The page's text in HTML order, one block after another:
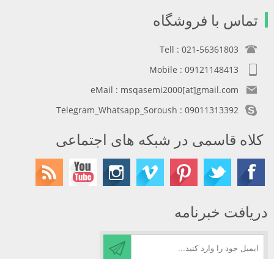
تماس با فروشگاه
Tell : 021-56361803
Mobile : 09121148413
eMail : msqasemi2000[at]gmail.com
Telegram_Whatsapp_Soroush : 09011313392
کلاه قاسمی در شبکه های اجتماعی
دریافت خبرنامه